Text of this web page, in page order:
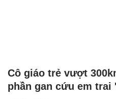
Cô giáo trẻ vượt
phần gan cứu em trai